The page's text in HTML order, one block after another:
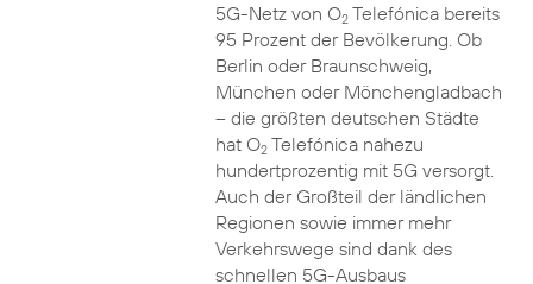
5G-Netz von O2Telefónica bereits
95 Prozent der Bevölkerung. Ob
Berlin oder Braunschweig,
München oder Mönchengladbach
– die größten deutschen Städte
hat O2Telefónica nahezu
hundertprozentig mit 5G versorgt.
Auch der Großteil der ländlichen
Regionen sowie immer mehr
Verkehrswege sind dank des
schnellen 5G-Ausbaus